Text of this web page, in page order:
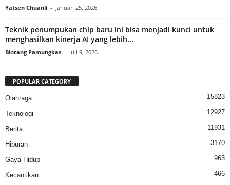
Yatsen Chuanli - Januari 25, 2026
Teknik penumpukan chip baru ini bisa menjadi kunci untuk
menghasilkan kinerja AI yang lebih...
Bintang Pamungkas - Juli 9, 2026
POPULAR CATEGORY
Olahraga 15823
Teknologi 12927
Berita 11931
Hiburan 3170
Gaya Hidup 963
Kecantikan 466